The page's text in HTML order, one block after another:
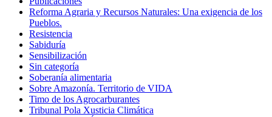
Reforma Agraria y Recursos Naturales: Una exigencia de los
Pueblos.
Resistencia
Sabiduría
Sensibilización
Sin categoría
Soberanía alimentaria
Sobre Amazonía. Territorio de VIDA
Timo de los Agrocarburantes
Tribunal Pola Xusticia Climática